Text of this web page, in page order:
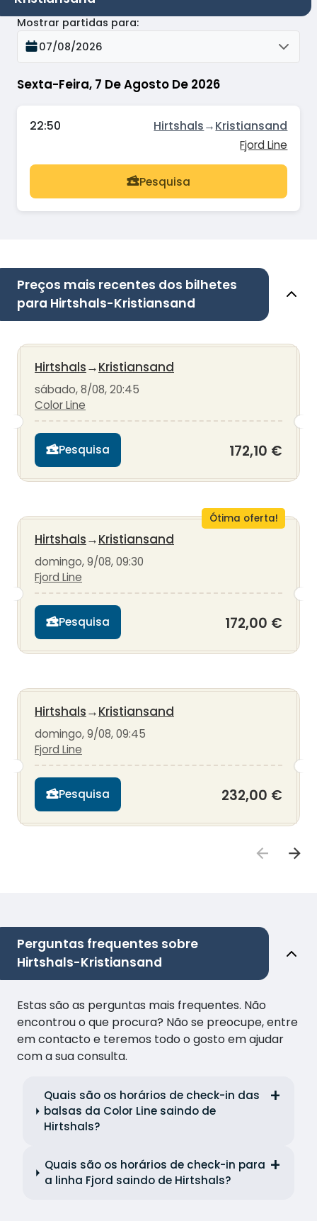
Sexta-Feira, 7 De Agosto De 2026
Mostrar partidas para:
07/08/2026
22:50 Hirtshals→Kristiansand
Fjord Line
Pesquisa
Preços mais recentes dos bilhetes
para Hirtshals-Kristiansand
Hirtshals→Kristiansand
sábado, 8/08, 20:45
Color Line
Pesquisa 172,10 €
Ótima oferta!
Hirtshals→Kristiansand
domingo, 9/08, 09:30
Fjord Line
Pesquisa 172,00 €
Hirtshals→Kristiansand
domingo, 9/08, 09:45
Fjord Line
Pesquisa 232,00 €
Perguntas frequentes sobre
Hirtshals-Kristiansand
Estas são as perguntas mais frequentes. Não
encontrou o que procura? Não se preocupe, entre
em contacto e teremos todo o gosto em ajudar
com a sua consulta.
Quais são os horários de check-in das
balsas da Color Line saindo de
Hirtshals?
Quais são os horários de check-in para
a linha Fjord saindo de Hirtshals?